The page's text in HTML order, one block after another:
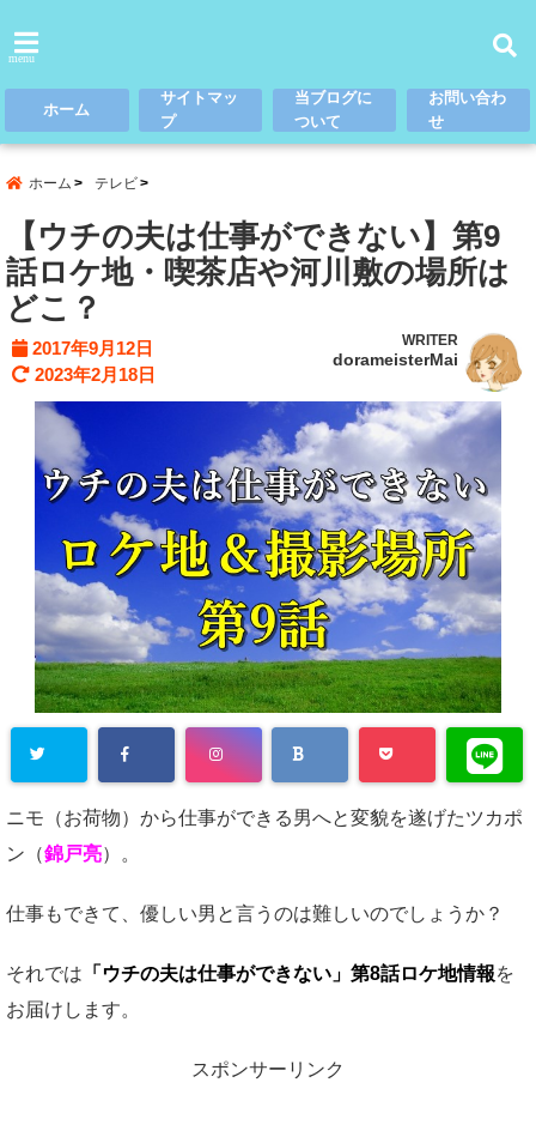
menu
ホーム
サイトマッ
プ
当ブログに
ついて
お問い合わ
せ
ホーム テレビ
【ウチの夫は仕事ができない】第9
話ロケ地・喫茶店や河川敷の場所は
どこ？
2017年9月12日
2023年2月18日
WRITER
dorameisterMai
ニモ（お荷物）から仕事ができる男へと変貌を遂げたツカポ
ン（錦戸亮）。
仕事もできて、優しい男と言うのは難しいのでしょうか？
それでは 「ウチの夫は仕事ができない」第8話ロケ地情報を
お届けします。
スポンサーリンク